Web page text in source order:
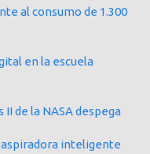
al consumo de 1.300
en la escuela
de la NASA despega
inteligente